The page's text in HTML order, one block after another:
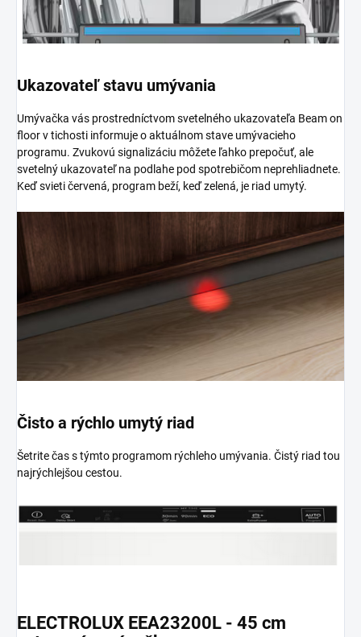
Ukazovateľ stavu umývania
Umývačka vás prostredníctvom svetelného ukazovateľa Beam on
floor v tichosti informuje o aktuálnom stave umývacieho
programu. Zvukovú signalizáciu môžete ľahko prepočuť, ale
svetelný ukazovateľ na podlahe pod spotrebičom neprehliadnete.
Keď svieti červená, program beží, keď zelená, je riad umytý.
Čisto a rýchlo umytý riad
Šetrite čas s týmto programom rýchleho umývania. Čistý riad tou
najrýchlejšou cestou.
ELECTROLUX EEA23200L - 45 cm